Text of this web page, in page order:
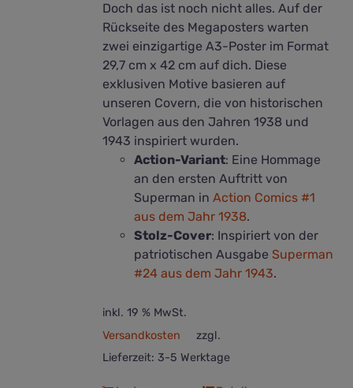
Doch das ist noch nicht alles. Auf der
Rückseite des Megaposters warten
zwei einzigartige A3-Poster im Format
29,7 cm x 42 cm auf dich. Diese
exklusiven Motive basieren auf
unseren Covern, die von historischen
Vorlagen aus den Jahren 1938 und
1943 inspiriert wurden.
Action-Variant: Eine Hommage
an den ersten Auftritt von
Superman inAction Comics #1
aus dem Jahr 1938.
Stolz-Cover: Inspiriert von der
patriotischen Ausgabe Superman
#24 aus dem Jahr 1943.
inkl. 19 % MwSt.
zzgl.
Versandkosten
Lieferzeit: 3-5 Werktage